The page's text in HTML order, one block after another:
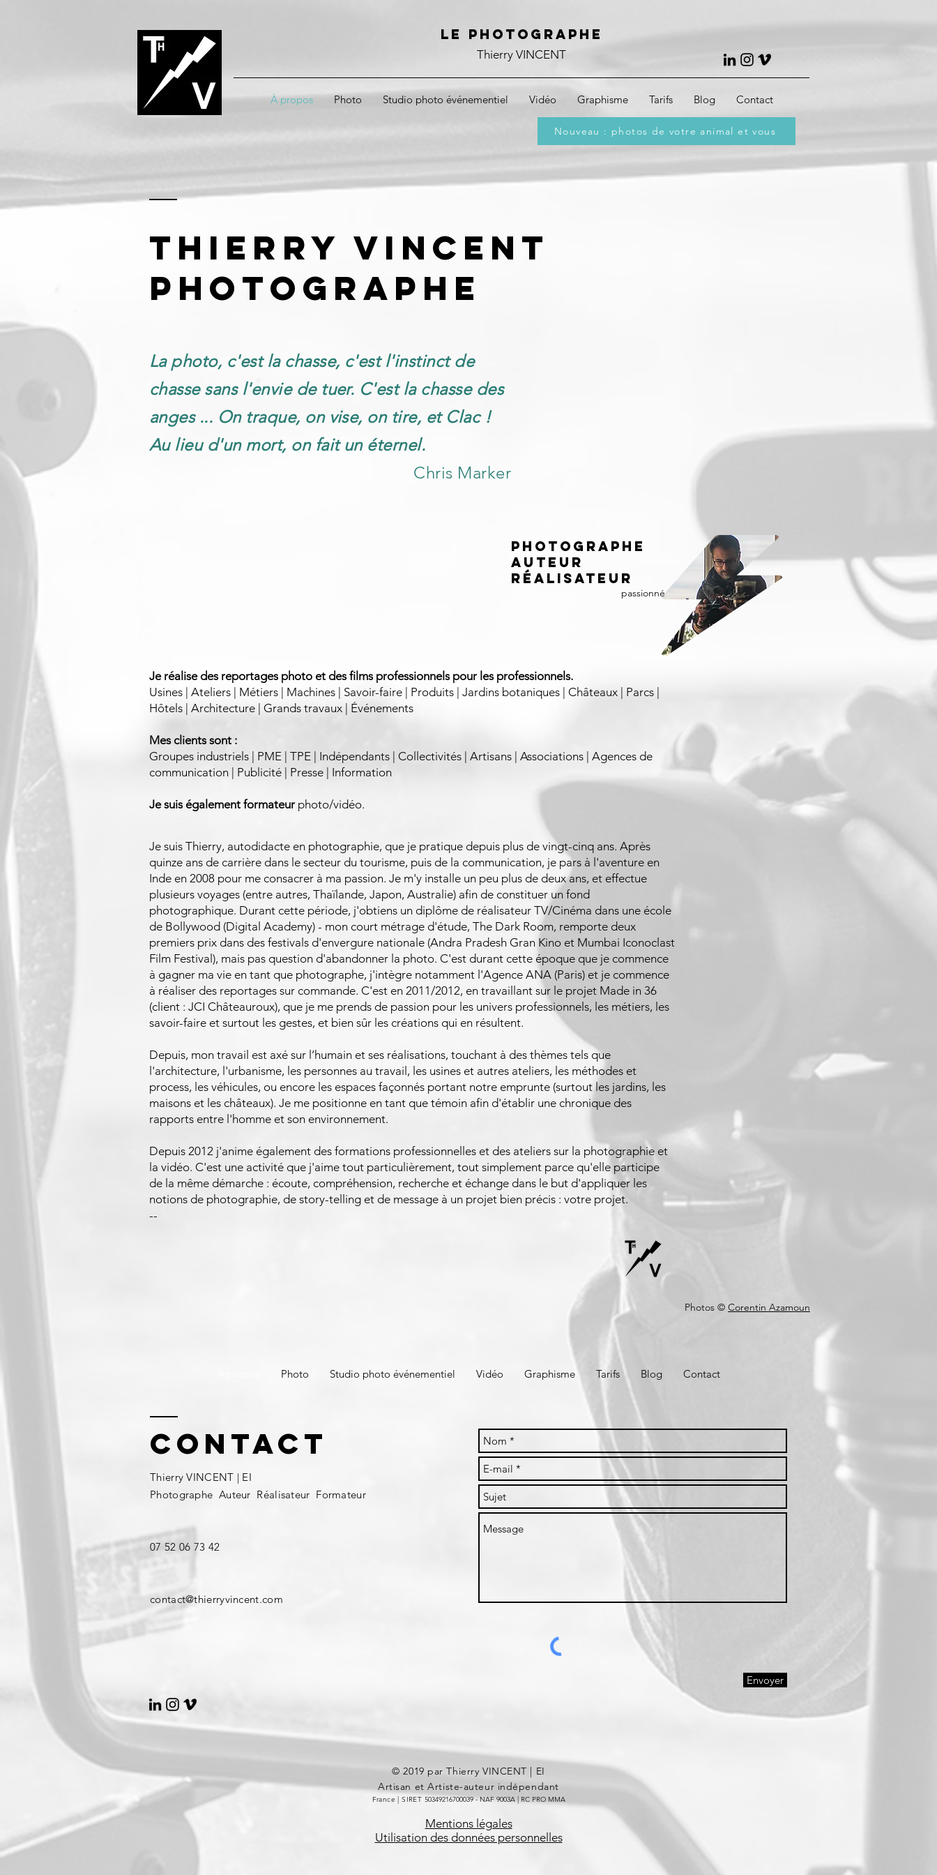
Le photographe
Thierry VINCENT
À propos Photo Studio photo événementiel Vidéo Graphisme Tarifs Blog Contact
Nouveau : photos de votre animal et vous
Thierry VINCENT
Photographe
La photo, c'est la chasse, c'est l'instinct de
chasse sans l'envie de tuer. C'est la chasse des
anges ... On traque, on vise, on tire, et Clac !
Au lieu d'un mort, on fait un éternel.
Chris Marker
PhotographE
Auteur
Réalisateur
passionné
Je réalise des reportages photo et des films professionnels pour les professionnels.
Usines | Ateliers | Métiers | Machines | Savoir-faire | Produits | Jardins botaniques | Châteaux | Parcs |
Hôtels | Architecture | Grands travaux | Événements
Mes clients sont :
Groupes industriels | PME | TPE | Indépendants | Collectivités | Artisans | Associations | Agences de
communication | Publicité | Presse | Information
Je suis également formateur photo/vidéo.
Je suis Thierry, autodidacte en photographie, que je pratique depuis plus de vingt-cinq ans. Après
quinze ans de carrière dans le secteur du tourisme, puis de la communication, je pars à l'aventure en
Inde en 2008 pour me consacrer à ma passion. Je m'y installe un peu plus de deux ans, et effectue
plusieurs voyages (entre autres, Thaïlande, Japon, Australie) afin de constituer un fond
photographique. Durant cette période, j'obtiens un diplôme de réalisateur TV/Cinéma dans une école
de Bollywood (Digital Academy) - mon court métrage d'étude, The Dark Room, remporte deux
premiers prix dans des festivals d'envergure nationale (Andra Pradesh Gran Kino et Mumbai Iconoclast
Film Festival), mais pas question d'abandonner la photo. C'est durant cette époque que je commence
à gagner ma vie en tant que photographe, j'intègre notamment l'Agence ANA (Paris) et je commence
à réaliser des reportages sur commande. C'est en 2011/2012, en travaillant sur le projet Made in 36
(client : JCI Châteauroux), que je me prends de passion pour les univers professionnels, les métiers, les
savoir-faire et surtout les gestes, et bien sûr les créations qui en résultent.
Depuis, mon travail est axé sur l’humain et ses réalisations, touchant à des thèmes tels que
l'architecture, l'urbanisme, les personnes au travail, les usines et autres ateliers, les méthodes et
process, les véhicules, ou encore les espaces façonnés portant notre emprunte (surtout les jardins, les
maisons et les châteaux). Je me positionne en tant que témoin afin d'établir une chronique des
rapports entre l'homme et son environnement.
Depuis 2012 j'anime également des formations professionnelles et des ateliers sur la photographie et
la vidéo. C'est une activité que j'aime tout particulièrement, tout simplement parce qu'elle participe
de la même démarche : écoute, compréhension, recherche et échange dans le but d'appliquer les
notions de photographie, de story-telling et de message à un projet bien précis : votre projet.
--
Photos © Corentin Azamoun
Photo Studio photo événementiel Vidéo Graphisme Tarifs Blog Contact
Contact
Thierry VINCENT | EI
Photographe Auteur Réalisateur Formateur
07 52 06 73 42
contact@thierryvincent.com
Envoyer
© 2019 par Thierry VINCENT | EI
Artisan et Artiste-auteur indépendant
France | SIRET ​​50349216700039- NAF 9003A | RC PRO MMA
Mentions légales
Utilisation des données personnelles